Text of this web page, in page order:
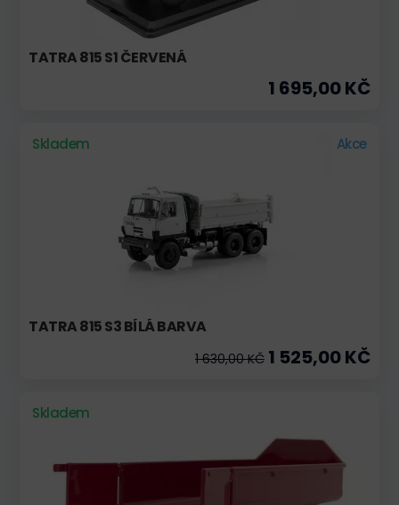
TATRA 815 S1 ČERVENÁ
1 695,00 KČ
Skladem Akce
TATRA 815 S3 BÍLÁ BARVA
1 630,00 KČ 1 525,00 KČ
Skladem